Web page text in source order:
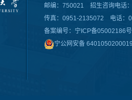
邮编：750021 招生咨询电话
传真：0951-2135072 电话：
备案编号： 宁ICP备05002186
宁公网安备